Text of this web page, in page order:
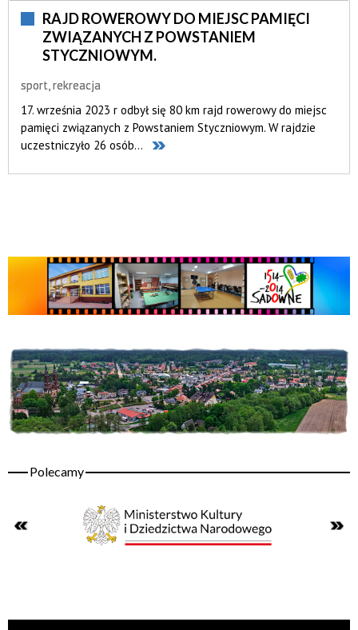
RAJD ROWEROWY DO MIEJSC PAMIĘCI
ZWIĄZANYCH Z POWSTANIEM
STYCZNIOWYM.
sport, rekreacja
17. września 2023 r odbył się 80 km rajd rowerowy do miejsc
pamięci związanych z Powstaniem Styczniowym. W rajdzie
uczestniczyło 26 osób...